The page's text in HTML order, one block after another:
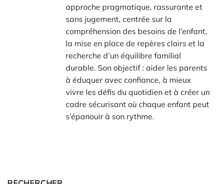
approche pragmatique, rassurante et
sans jugement, centrée sur la
compréhension des besoins de l’enfant,
la mise en place de repères clairs et la
recherche d’un équilibre familial
durable. Son objectif : aider les parents
à éduquer avec confiance, à mieux
vivre les défis du quotidien et à créer un
cadre sécurisant où chaque enfant peut
s’épanouir à son rythme.